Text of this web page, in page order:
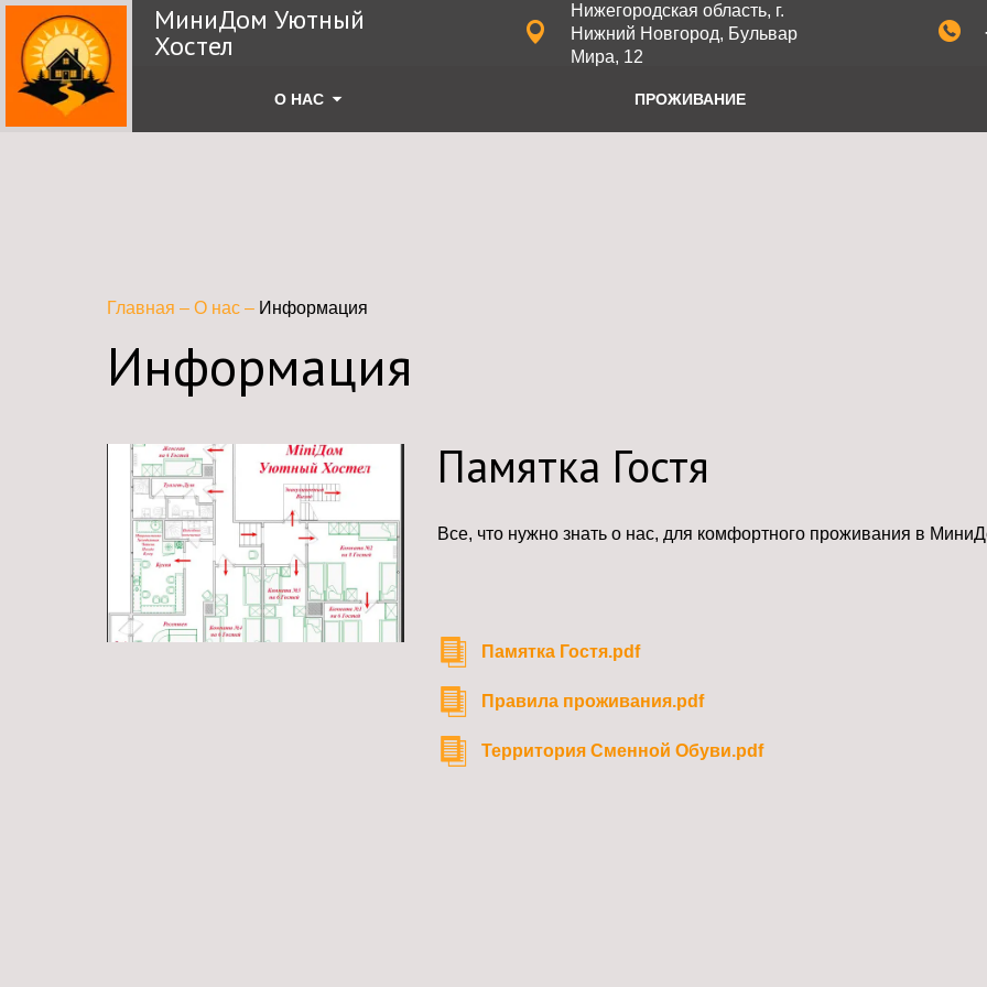
МиниДом Уютный
Хостел
Нижегородская область, г.
Нижний Новгород, Бульвар
Мира, 12
О НАС ПРОЖИВАНИЕ
Главная – О нас – Информация
Информация
Памятка Гостя
Все, что нужно знать о нас, для комфортного проживания в
Памятка Гостя.pdf
Правила проживания.pdf
Территория Сменной Обуви.pdf